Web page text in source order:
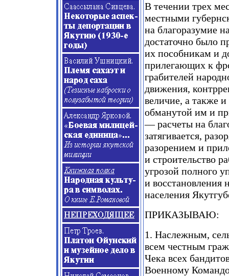
В течении трех
местными
на благоразумие
достаточно было
их пособникам и
прилегающих к
грабителей
движения,
величие, а также
обманутой им и
— расчеты на
затягивается,
разорением и
и строительство
угрозой полного
и восстановления
населения
ПРИКАЗЫВАЮ:
1. Наслежным,
всем честным
Чека всех
Военному